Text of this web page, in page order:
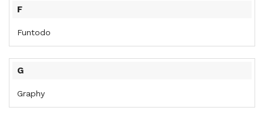
F
Funtodo
G
Graphy